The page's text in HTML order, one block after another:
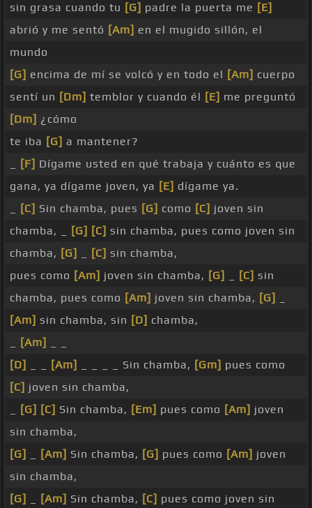
sin grasa cuando tu [G] padre la puerta me [E]
abrió y me sentó [Am] en el mugido sillón, el
mundo
[G] encima de mí se volcó y en todo el [Am] cuerpo
sentí un [Dm] temblor y cuando él [E] me preguntó
[Dm] ¿cómo
te iba [G] a mantener?
[F] Dígame usted en qué trabaja y cuánto es que
gana, ya dígame joven, ya [E] dígame ya.
[C] Sin chamba, pues [G] como [C] joven sin
chamba, _
[G] [C] sin chamba, pues como joven sin
chamba, [G] [C] sin chamba,
pues como [Am] joven sin chamba, [G] [C] sin
chamba, pues como [Am] joven sin chamba, [G]
[Am] sin chamba, sin [D] chamba,
[Am]
[D]
[Am] _ _ _ _ Sin chamba, [Gm] pues como
[C] joven sin chamba,
[G] [C] Sin chamba, [Em] pues como [Am] joven
sin chamba,
[G]
[Am] Sin chamba, [G] pues como [Am] joven
sin chamba,
[G]
[Am] Sin chamba, [C] pues como joven sin